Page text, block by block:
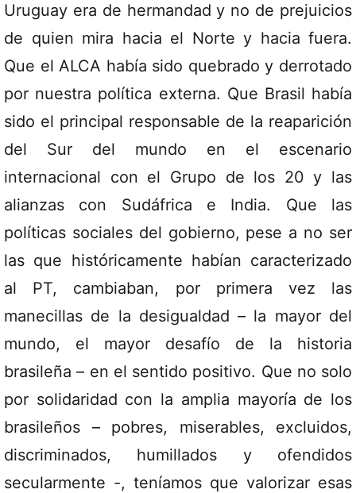
Uruguay era de hermandad y no de prejuicios
de quien mira hacia el Norte y hacia fuera.
Que el ALCA había sido quebrado y derrotado
por nuestra política externa. Que Brasil había
sido el principal responsable de la reaparición
del Sur del mundo en el escenario
internacional con el Grupo de los 20 y las
alianzas con Sudáfrica e India. Que las
políticas sociales del gobierno, pese a no ser
las que históricamente habían caracterizado
al PT, cambiaban, por primera vez las
manecillas de la desigualdad – la mayor del
mundo, el mayor desafío de la historia
brasileña – en el sentido positivo. Que no solo
por solidaridad con la amplia mayoría de los
brasileños – pobres, miserables, excluidos,
discriminados, humillados y ofendidos
secularmente -, teníamos que valorizar esas